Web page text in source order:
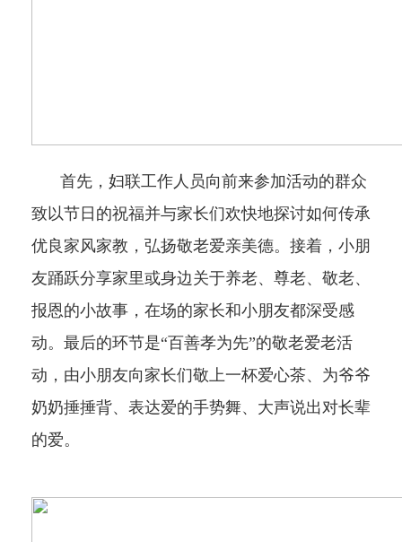
首先，妇联工作人员向前来参加活动的群众
致以节日的祝福并与家长们欢快地探讨如何传承
优良家风家教，弘扬敬老爱亲美德。接着，小朋
友踊跃分享家里或身边关于养老、尊老、敬老、
报恩的小故事，在场的家长和小朋友都深受感
动。最后的环节是“百善孝为先”的敬老爱老活
动，由小朋友向家长们敬上一杯爱心茶、为爷爷
奶奶捶捶背、表达爱的手势舞、大声说出对长辈
的爱。